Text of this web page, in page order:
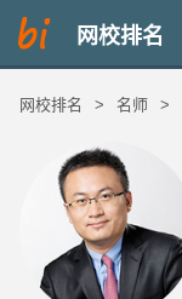
网校排名
网校排名 > 名师 >